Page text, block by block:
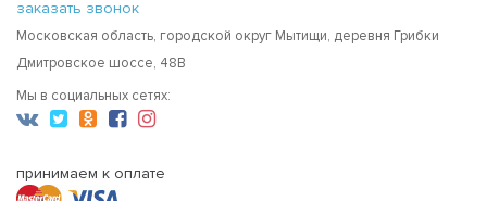
заказать звонок
Московская область, городской округ Мытищи, деревня Грибки
Дмитровское шоссе, 48В
Мы в социальных сетях:
принимаем к оплате